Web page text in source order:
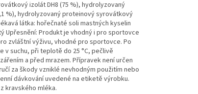
izolát DH8 (75 %), hydrolyzovaný
%), hydrolyzovaný proteinový syrovátkový
látka: hořečnaté soli mastných kyselin
Upřesnění: Produkt je vhodný i pro sportovce
zvláštní výživu, vhodné pro sportovce. Po
suchu, při teplotě do 25 °C, pečlivě
a před mrazem. Přípravek není určen
za škody vzniklé nevhodným použitím nebo
dávkování uvedené na etiketě výrobku.
kravského mléka.